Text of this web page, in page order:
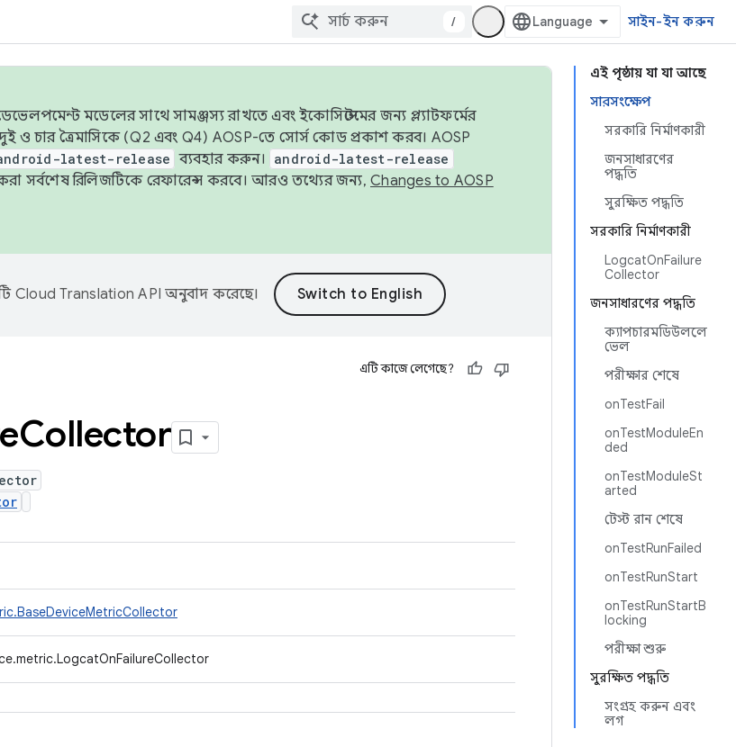
/ সাইন-ইন করুন
এই পৃষ্ঠায় যা যা আছে
সারসংক্ষেপ
সরকারি নির্মাণকারী
জনসাধারণের
পদ্ধতি
সুরক্ষিত পদ্ধতি
সরকারি নির্মাণকারী
LogcatOnFailure
Collector
জনসাধারণের পদ্ধতি
ক্যাপচারমডিউললে
ভেল
পরীক্ষার শেষে
onTestFail
onTestModuleEn
ded
onTestModuleSt
arted
টেস্ট রান শেষে
onTestRunFailed
onTestRunStart
onTestRunStartB
locking
পরীক্ষা শুরু
সুরক্ষিত পদ্ধতি
সংগ্রহ করুন এবং
লগ
মডেলের সাথে সামঞ্জস্য রাখতে এবং ইকোসিস্টেমের জন্য প্ল্যাটফর্মের
দুই ও চার ত্রৈমাসিকে (Q2 এবং Q4) AOSP-তে সোর্স কোড প্রকাশ করব। AOSP
latest-release ব্যবহার করুন। android-latest-release
করা সর্বশেষ রিলিজটিকে রেফারেন্স করবে। আরও তথ্যের জন্য, Changes to AOSP
Cloud Translation API অনুবাদ করেছে।
এটি কাজে লেগেছে?
Collector